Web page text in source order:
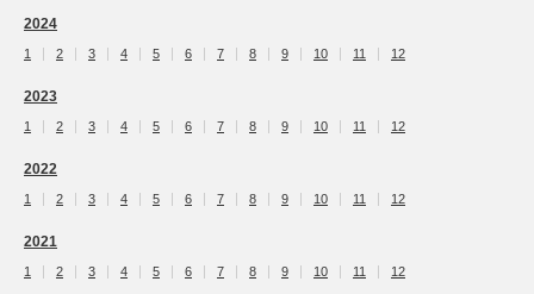
2024
1 2 3 4 5 6 7 8 9 10 11 12
2023
1 2 3 4 5 6 7 8 9 10 11 12
2022
1 2 3 4 5 6 7 8 9 10 11 12
2021
1 2 3 4 5 6 7 8 9 10 11 12